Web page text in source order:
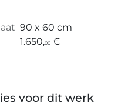
90 x 60 cm
1.650,00 €
voor dit werk